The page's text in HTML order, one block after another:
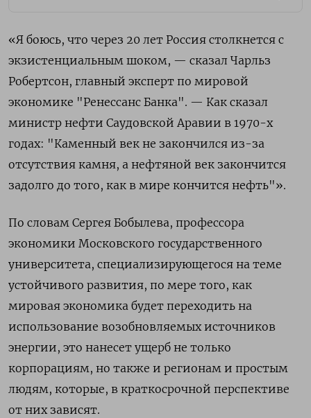
«Я боюсь, что через 20 лет Россия столкнется с
экзистенциальным шоком, — сказал Чарльз
Робертсон, главный эксперт по мировой
экономике "Ренессанс Банка". — Как сказал
министр нефти Саудовской Аравии в 1970-х
годах: "Каменный век не закончился из-за
отсутствия камня, а нефтяной век закончится
задолго до того, как в мире кончится нефть"».
По словам Сергея Бобылева, профессора
экономики Московского государственного
университета, специализирующегося на теме
устойчивого развития, по мере того, как
мировая экономика будет переходить на
использование возобновляемых источников
энергии, это нанесет ущерб не только
корпорациям, но также и регионам и простым
людям, которые, в краткосрочной перспективе
от них зависят.